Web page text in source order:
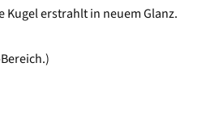
erstrahlt in neuem Glanz.